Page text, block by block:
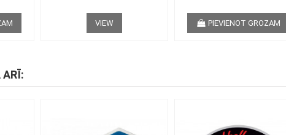
VIEW PIEVIENOT GROZAM
ARĪ: